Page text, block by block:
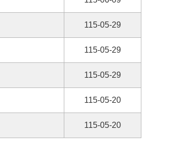
115-05-29
115-05-29
115-05-29
115-05-20
115-05-20